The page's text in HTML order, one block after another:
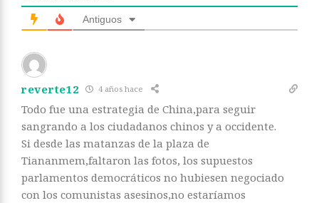
Antiguos
reverte12 4 años hace
Todo fue una estrategia de China,para seguir
sangrando a los ciudadanos chinos y a occidente.
Si desde las matanzas de la plaza de
Tiananmem,faltaron las fotos, los supuestos
parlamentos democráticos no hubiesen negociado
con los comunistas asesinos,no estaríamos